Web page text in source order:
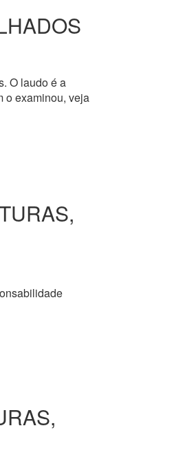
O laudo é a
o examinou, veja